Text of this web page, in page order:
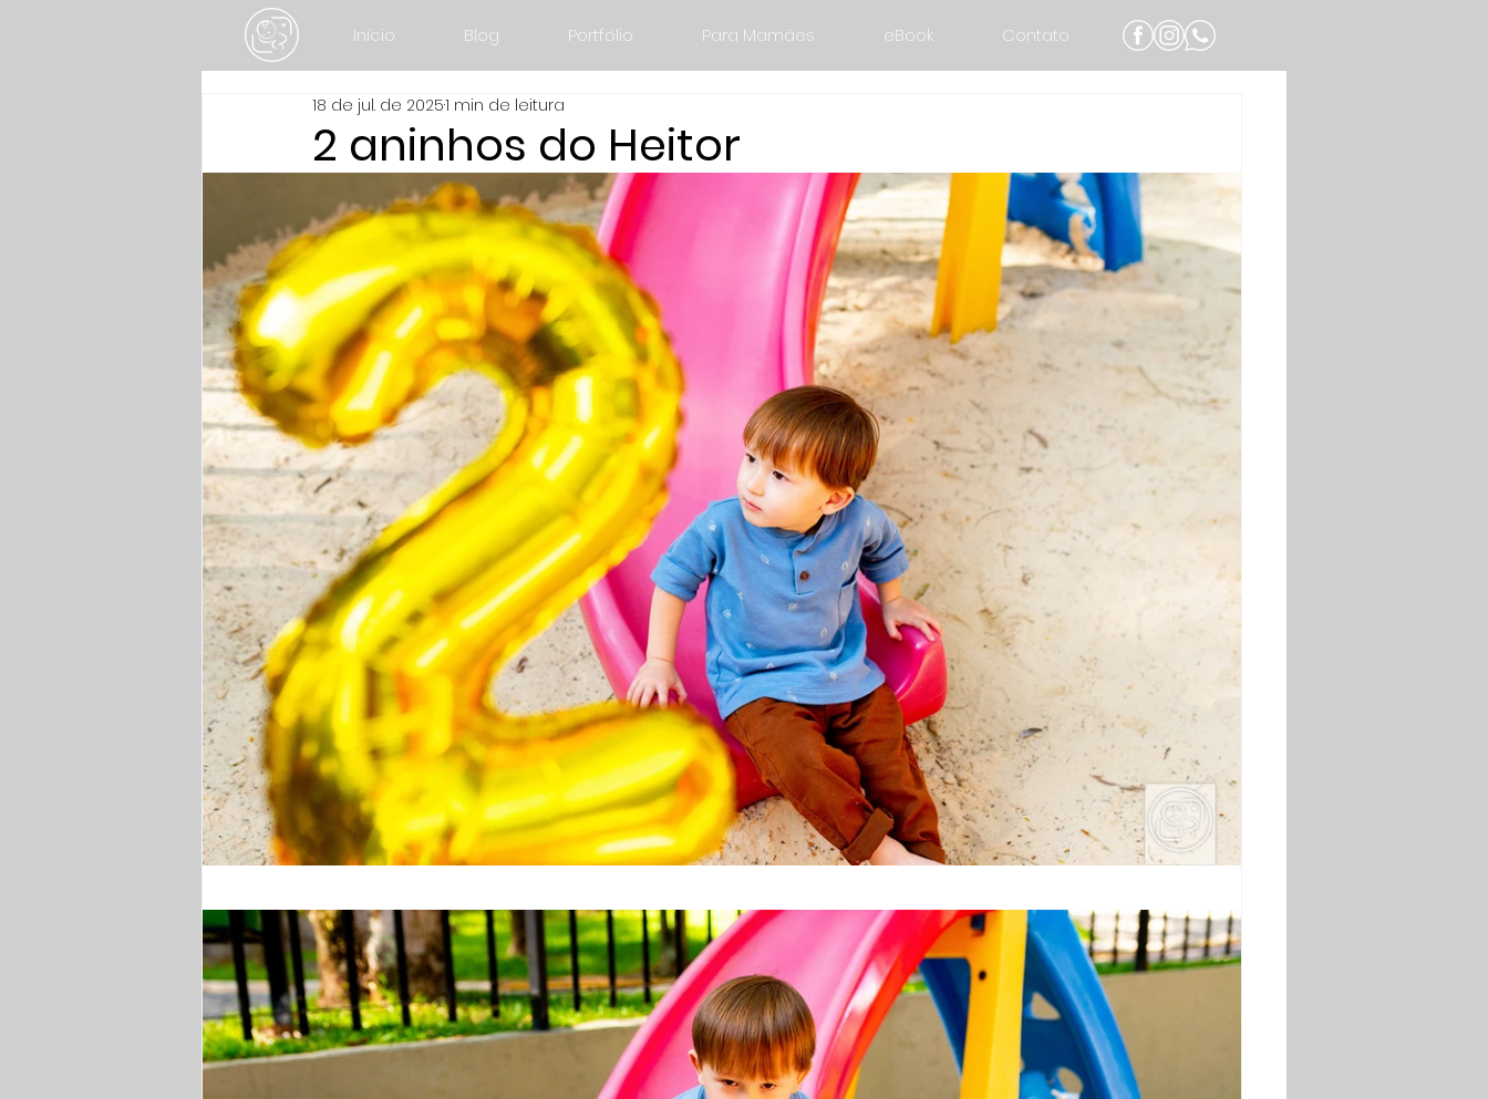
Início Blog Portfólio Para Mamães eBook Contato
Tags: mundo novo fotografia, mundo novo, mundo novo newborn, mundo novo caxias do
sul,
mundo novo serra gaúcha, newborn, newborn caxias, newborn caxias do sul, new born, new
born caxias do sul, newborn são marcos, newborn farroupilha, newborn bento gonçalves,
newborn nova petrópolis, newborn gramado, newborn farroupilha, newborn flores da cunha,
newborn vacaria, newborn antonio prado, newborn garibaldi, newborn serra gaúcha, serra
gaúcha, fotografia recém-nascido, recém-nascido caxias do sul, fotografia caxias do sul,
fotógrafo caxias do sul, estúdio caxias do sul, studio caxias, gestante caxias do sul,
foto de gestante caxias, grávida caxias do sul, gestantes serra gaúcha, bebês caxias do
sul, ensaio recem nascido, bebes caxias do sul, workshop newborn, workshop mundo do
newborn, mundo do newborn, fotografia infantil caxias do sul, fotografo serra gaucha,
estudio fotografico caxias do sul, abfrn, associado abfrn. associação brasileira de
recém-nascidos, newborn arco iris, bebe arco iris, newborn responsável eu faço,
fotografia recém-nascido serra gaúcha, gustavo scain zardo, cláudia magrin, revista
requinte kids e teen, revista requinte, revista afrodite, revista fhox, maternidade
caxias do sul, berçário caxias do sul, ala materno infatil unimed caxias do sul,
berçário unimed caxias, berçário pompéia, smash cake caxias, ensaio smash cake, ensaio
cake smash, smash fruit, ensaio smash fruit, ensaio gestante caxias, chateau lacave
caxias, foto de acompanhamento, ideia de fotografia mensal, ensaio de família, foto em
família, aniversário infantil caxias do sul, foto de aniversário.
2 aninhos do Heitor
18 de jul. de 20251 min de leitura